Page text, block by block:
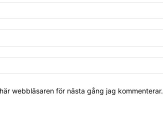
webbläsaren för nästa gång jag kommenterar.